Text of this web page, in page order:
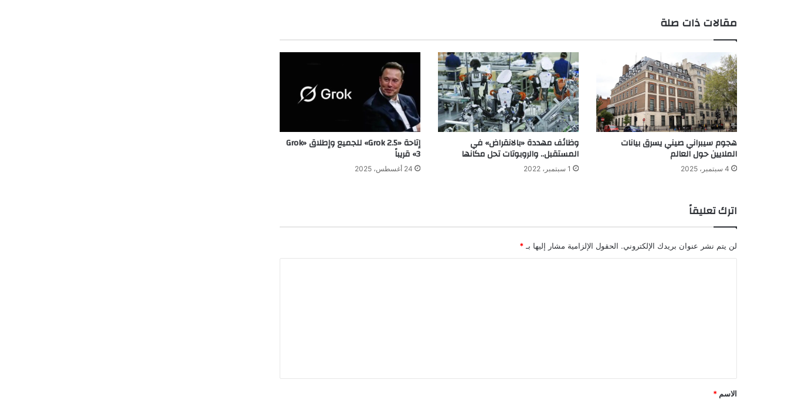
مقالات ذات صلة
هجوم سيبراني صيني يسرق بيانات
الملايين حول العالم
4 سبتمبر، 2025
وظائف مهددة «بالانقراض» في
المستقبل.. والروبوتات تحل مكانها
1 سبتمبر، 2022
إتاحة «Grok 2.5» للجميع وإطلاق «Grok
3» قريباً
24 أغسطس، 2025
اترك تعليقاً
لن يتم نشر عنوان بريدك الإلكتروني. الحقول الإلزامية مشار إليها بـ *
*
الاسم *